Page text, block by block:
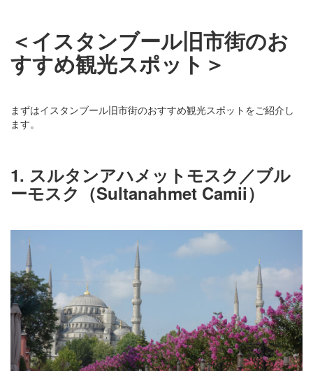
＜イスタンブール旧市街のお
すすめ観光スポット＞
まずはイスタンブール旧市街のおすすめ観光スポットをご紹介し
ます。
1. スルタンアハメットモスク／ブル
ーモスク（Sultanahmet Camii）